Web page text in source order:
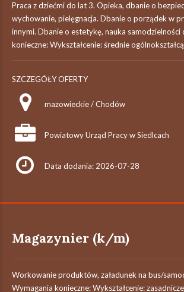
Praca z dziećmi do lat 3. Opieka, dbanie o
wychowanie, pielęgnacja. Dbanie o porządek w
innymi. Dbanie o estetykę, nauka samodzielności
konieczne: Wykształcenie: średnie
SZCZEGÓŁY OFERTY
mazowieckie / Chodów
Powiatowy Urząd Pracy w Siedlcach
Data dodania: 2026-07-28
Magazynier (k/m)
Workowanie produktów, załadunek na bus/
Wymagania konieczne: Wykształcenie: